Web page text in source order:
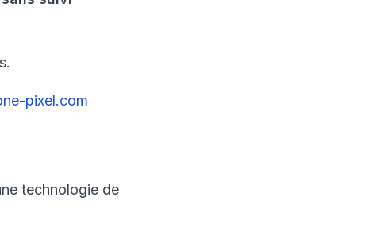
pixel.com
technologie de